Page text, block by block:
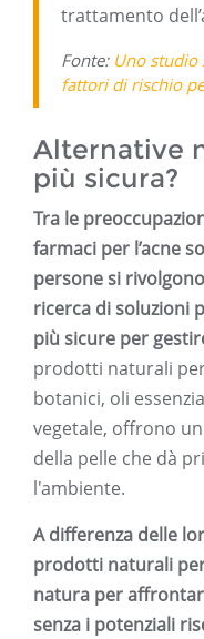
trattamento
Fonte: Uno studio
fattori di rischio
Alternative
più sicura?
Tra le
farmaci per l’acne
persone si
ricerca di soluzioni
più sicure per
prodotti naturali
botanici, oli
vegetale, offrono
della pelle che dà
l'ambiente.
A differenza delle
prodotti naturali
natura per
senza i potenziali